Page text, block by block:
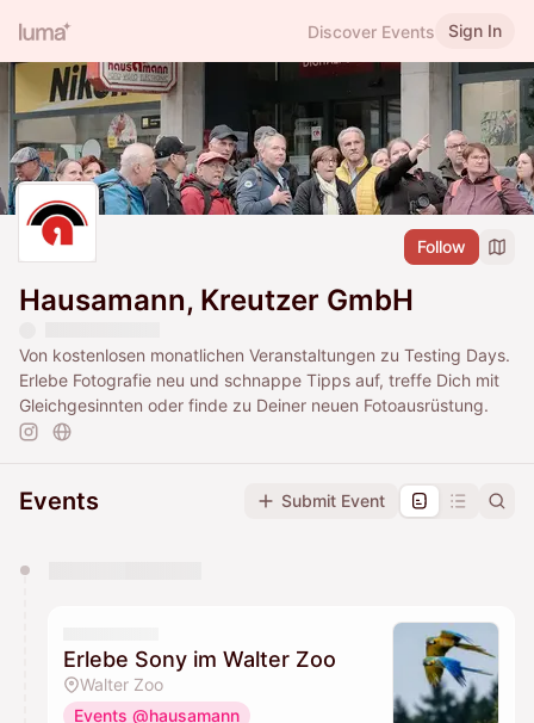
Discover Events Sign In
Follow
Hausamann, Kreutzer GmbH
Von kostenlosen monatlichen Veranstaltungen zu Testing Days.
Erlebe Fotografie neu und schnappe Tipps auf, treffe Dich mit
Gleichgesinnten oder finde zu Deiner neuen Fotoausrüstung.
Events Submit Event
They will show up on the schedule once approved
Erlebe Sony im Walter Zoo
Walter Zoo
Events @hausamann